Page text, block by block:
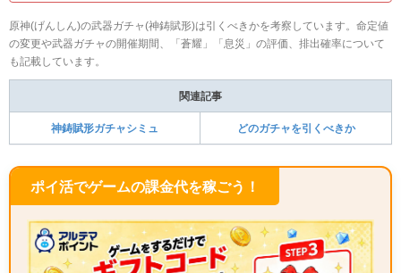
原神(げんしん)の武器ガチャ(神鋳賦形)は引くべきかを考察しています。命定値
の変更や武器ガチャの開催期間、「蒼耀」「息災」の評価、排出確率について
も記載しています。
関連記事
神鋳賦形ガチャシミュ どのガチャを引くべきか
ポイ活でゲームの課金代を稼ごう！